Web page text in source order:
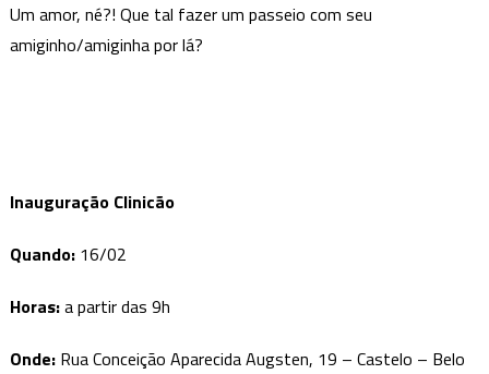
Um amor, né?! Que tal fazer um passeio com seu
amiginho/amiginha por lá?
Inauguração Clinicão
Quando:16/02
Horas:a partir das 9h
Onde:Rua Conceição Aparecida Augsten, 19 – Castelo – Belo